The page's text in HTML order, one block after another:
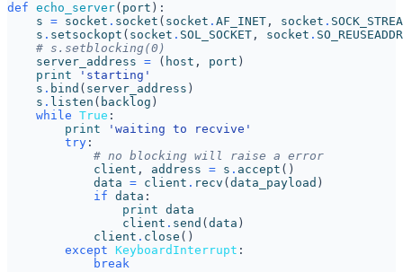
def echo_server( port ):
s = socket . socket ( socket . AF_INET , socket .
s . setsockopt ( socket . SOL_SOCKET , socket . SO_REUSEADDR
# s.setblocking(0)
server_address = ( host , port )
print
'starting'
s . bind ( server_address )
s . listen ( backlog )
while True :
print
'waiting to recvive'
try :
# no blocking will raise a error
client , address = s . accept ()
data = client . recv ( data_payload )
if data :
print data
client . send ( data )
client . close ()
except KeyboardInterrupt :
break